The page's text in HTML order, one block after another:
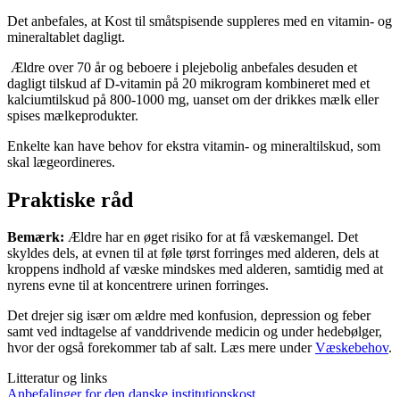
Det anbefales, at Kost til småtspisende suppleres med en vitamin- og
mineraltablet dagligt.
Ældre over 70 år og beboere i plejebolig anbefales desuden et
dagligt tilskud af D-vitamin på 20 mikrogram kombineret med et
kalciumtilskud på 800-1000 mg, uanset om der drikkes mælk eller
spises mælkeprodukter.
Enkelte kan have behov for ekstra vitamin- og mineraltilskud, som
skal lægeordineres.
Praktiske råd
Bemærk: Ældre har en øget risiko for at få væskemangel. Det
skyldes dels, at evnen til at føle tørst forringes med alderen, dels at
kroppens indhold af væske mindskes med alderen, samtidig med at
nyrens evne til at koncentrere urinen forringes.
Det drejer sig især om ældre med konfusion, depression og feber
samt ved indtagelse af vanddrivende medicin og under hedebølger,
hvor der også forekommer tab af salt. Læs mere underVæskebehov.
Litteratur og links